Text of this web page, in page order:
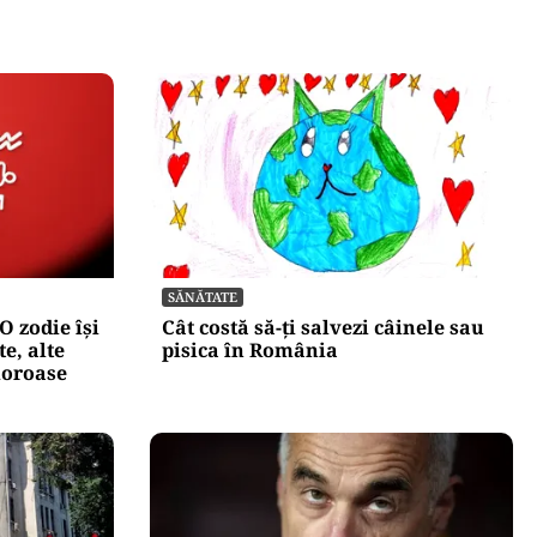
zodie își
alte
SĂNĂTATE
Cât costă să-ți salvezi câinele sau
pisica în România